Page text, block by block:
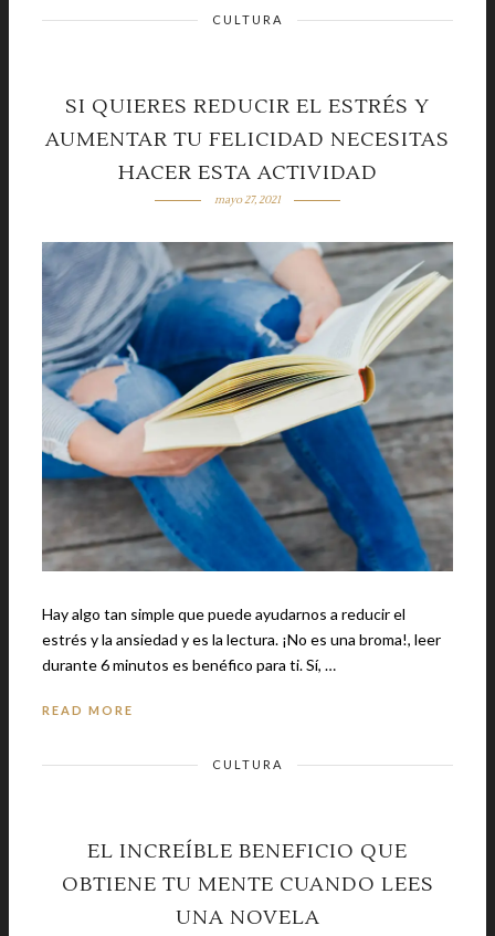
CULTURA
SI QUIERES REDUCIR EL ESTRÉS Y
AUMENTAR TU FELICIDAD NECESITAS
HACER ESTA ACTIVIDAD
mayo 27, 2021
Hay algo tan simple que puede ayudarnos a reducir el
estrés y la ansiedad y es la lectura. ¡No es una broma!, leer
durante 6 minutos es benéfico para ti. Sí, …
READ MORE
CULTURA
EL INCREÍBLE BENEFICIO QUE
OBTIENE TU MENTE CUANDO LEES
UNA NOVELA